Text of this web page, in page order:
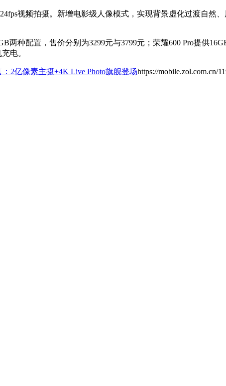
视频拍摄。新增电影级人像模式，实现背景虚化过渡自然
两种配置，售价分别为3299元与3799元；荣耀600 Pro提供
电。
2亿像素主摄+4K Live Photo旗舰登场https://mobile.zol.com.cn/